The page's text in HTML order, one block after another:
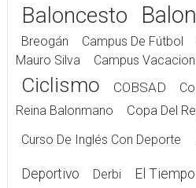
Baloncesto
Breogán
Campus De Fútbol
Mauro Silva
Campus
Ciclismo COBSAD
Reina Balonmano
Copa Del
Curso De Inglés Con Deporte
Deportivo Derbi El Tiempo